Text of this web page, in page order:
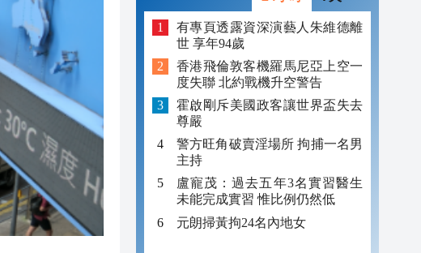
00:21
有專頁透露資深演藝人朱維德離
世 享年94歲
香港飛倫敦客機羅馬尼亞上空一
度失聯 北約戰機升空警告
霍啟剛斥美國政客讓世界盃失去
尊嚴
警方旺角破賣淫場所 拘捕一名男
主持
盧寵茂：過去五年3名實習醫生
未能完成實習 惟比例仍然低
元朗掃黃拘24名內地女